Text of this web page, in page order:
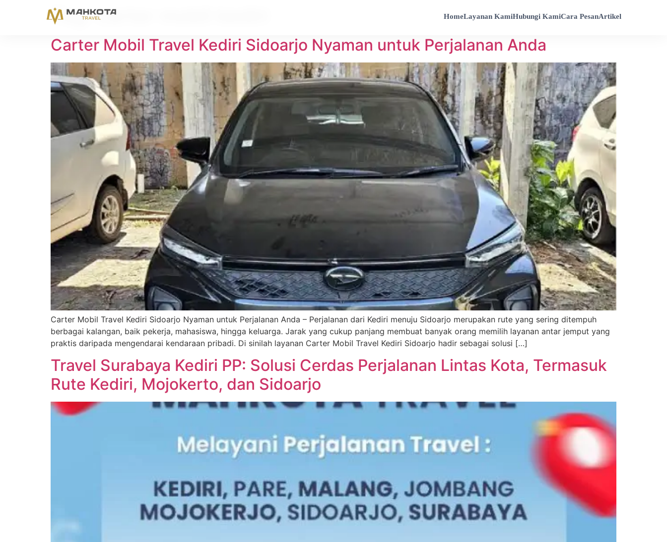
HomeLayanan KamiHubungi KamiCara PesanArtikel
Tag:carter mobil kediri
Carter Mobil Travel Kediri Sidoarjo Nyaman untuk Perjalanan Anda
Carter Mobil Travel Kediri Sidoarjo Nyaman untuk Perjalanan Anda – Perjalanan dari Kediri menuju Sidoarjo merupakan rute yang sering ditempuh
berbagai kalangan, baik pekerja, mahasiswa, hingga keluarga. Jarak yang cukup panjang membuat banyak orang memilih layanan antar jemput yang
praktis daripada mengendarai kendaraan pribadi. Di sinilah layanan Carter Mobil Travel Kediri Sidoarjo hadir sebagai solusi […]
Travel Surabaya Kediri PP: Solusi Cerdas Perjalanan Lintas Kota, Termasuk
Rute Kediri, Mojokerto, dan Sidoarjo